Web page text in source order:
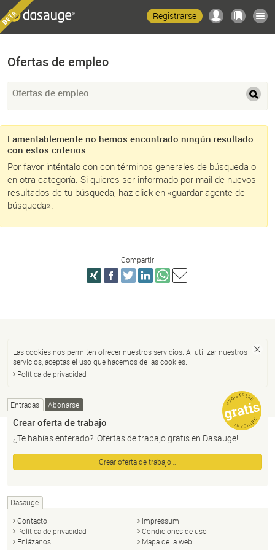
Registrarse
Ofertas de empleo
Ofertas de empleo
Lamentablemente no hemos encontrado ningún resultado
con estos criterios.
Por favor inténtalo con con términos generales de búsqueda o
en otra categoría. Si quieres ser informado por mail de nuevos
resultados de tu búsqueda, haz click en «guardar agente de
búsqueda».
Compartir
Las cookies nos permiten ofrecer nuestros servicios. Al utilizar nuestros
servicios, aceptas el uso que hacemos de las cookies.
Política de privacidad
Entradas Abonarse
Crear oferta de trabajo
¿Te habías enterado? ¡Ofertas de trabajo gratis en Dasauge!
Crear oferta de trabajo…
Dasauge
Contacto
Impressum
Política de privacidad
Condiciones de uso
Enlázanos
Mapa de la web